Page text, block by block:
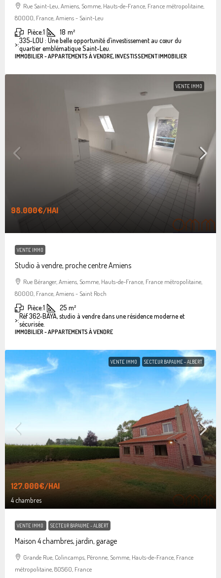
Rue Saint-Leu, Amiens, Somme, Hauts-de-France, France métropolitaine,
80000, France, Amiens - Saint-Leu
Pièce:1 18 m²
>:335-LOU : Une belle opportunité d’investissement au cœur du
quartier emblématique Saint-Leu.
IMMOBILIER - APPARTEMENTS À VENDRE, INVESTISSEMENT IMMOBILIER
VENTE IMMO
98.000€/HAI
VENTE IMMO
Studio à vendre, proche centre Amiens
Rue Béranger, Amiens, Somme, Hauts-de-France, France métropolitaine,
80000, France, Amiens - Saint Roch
Pièce:1 25 m²
>:Réf 362-BAYA, studio à vendre dans une résidence moderne et
sécurisée.
IMMOBILIER - APPARTEMENTS À VENDRE
VENTE IMMO SECTEUR BAPAUME - ALBERT
127.000€/HAI
4 chambres
VENTE IMMO SECTEUR BAPAUME - ALBERT
Maison 4 chambres, jardin, garage
Grande Rue, Colincamps, Péronne, Somme, Hauts-de-France, France
métropolitaine, 80560, France